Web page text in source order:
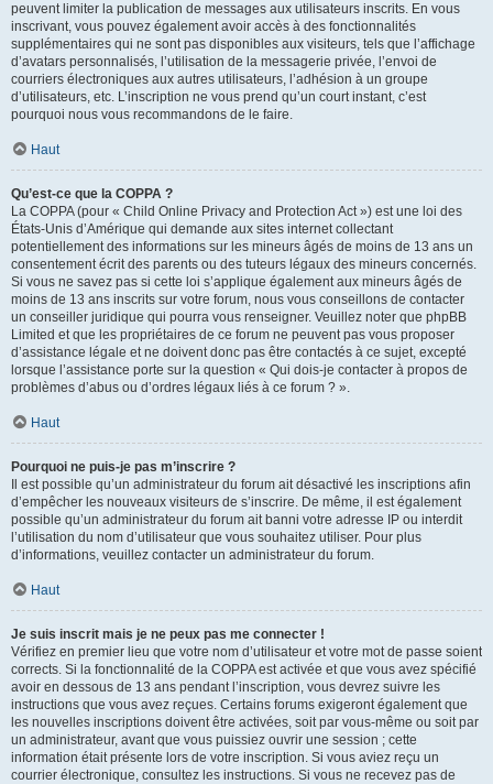
peuvent limiter la publication de messages aux utilisateurs inscrits. En vous
inscrivant, vous pouvez également avoir accès à des fonctionnalités
supplémentaires qui ne sont pas disponibles aux visiteurs, tels que l’affichage
d’avatars personnalisés, l’utilisation de la messagerie privée, l’envoi de
courriers électroniques aux autres utilisateurs, l’adhésion à un groupe
d’utilisateurs, etc. L’inscription ne vous prend qu’un court instant, c’est
pourquoi nous vous recommandons de le faire.
Haut
Qu’est-ce que la COPPA ?
La COPPA (pour « Child Online Privacy and Protection Act ») est une loi des
États-Unis d’Amérique qui demande aux sites internet collectant
potentiellement des informations sur les mineurs âgés de moins de 13 ans un
consentement écrit des parents ou des tuteurs légaux des mineurs concernés.
Si vous ne savez pas si cette loi s’applique également aux mineurs âgés de
moins de 13 ans inscrits sur votre forum, nous vous conseillons de contacter
un conseiller juridique qui pourra vous renseigner. Veuillez noter que phpBB
Limited et que les propriétaires de ce forum ne peuvent pas vous proposer
d’assistance légale et ne doivent donc pas être contactés à ce sujet, excepté
lorsque l’assistance porte sur la question « Qui dois-je contacter à propos de
problèmes d’abus ou d’ordres légaux liés à ce forum ? ».
Haut
Pourquoi ne puis-je pas m’inscrire ?
Il est possible qu’un administrateur du forum ait désactivé les inscriptions afin
d’empêcher les nouveaux visiteurs de s’inscrire. De même, il est également
possible qu’un administrateur du forum ait banni votre adresse IP ou interdit
l’utilisation du nom d’utilisateur que vous souhaitez utiliser. Pour plus
d’informations, veuillez contacter un administrateur du forum.
Haut
Je suis inscrit mais je ne peux pas me connecter !
Vérifiez en premier lieu que votre nom d’utilisateur et votre mot de passe soient
corrects. Si la fonctionnalité de la COPPA est activée et que vous avez spécifié
avoir en dessous de 13 ans pendant l’inscription, vous devrez suivre les
instructions que vous avez reçues. Certains forums exigeront également que
les nouvelles inscriptions doivent être activées, soit par vous-même ou soit par
un administrateur, avant que vous puissiez ouvrir une session ; cette
information était présente lors de votre inscription. Si vous aviez reçu un
courrier électronique, consultez les instructions. Si vous ne recevez pas de